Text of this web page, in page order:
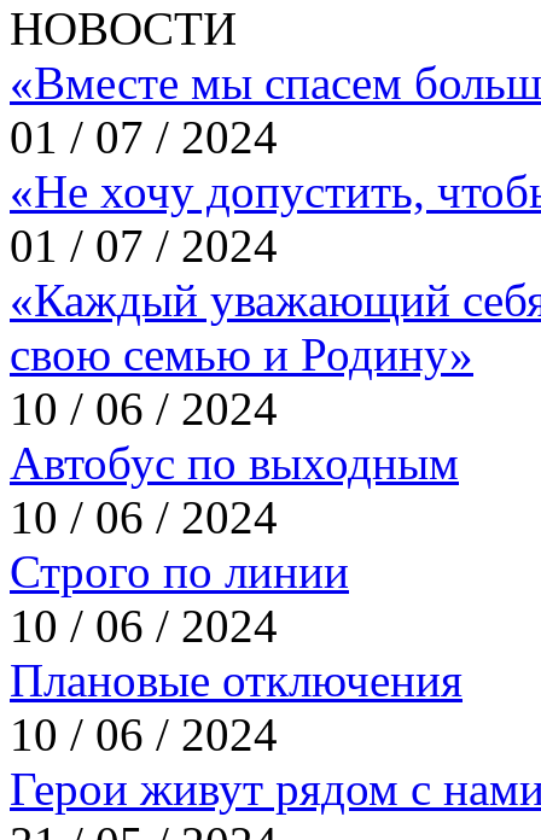
НОВОСТИ
«Вместе мы спасем
01 / 07 / 2024
«Не хочу допустить,
01 / 07 / 2024
«Каждый уважающий
свою семью и Родину»
10 / 06 / 2024
Автобус по выходным
10 / 06 / 2024
Строго по линии
10 / 06 / 2024
Плановые отключения
10 / 06 / 2024
Герои живут рядом с